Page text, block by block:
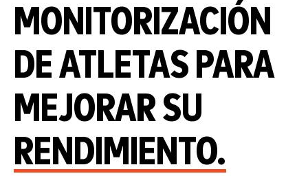
MONITORIZACIÓN
DE ATLETAS PARA
MEJORAR SU
RENDIMIENTO.